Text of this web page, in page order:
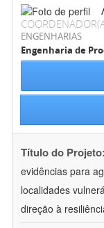
ENGENHARIAS
Engenharia de
Título do Projeto:
evidências para
localidades
direção à